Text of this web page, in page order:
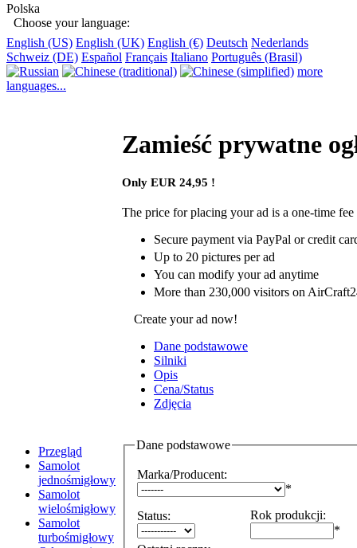
Polska
Choose your language:
English (US) English (UK) English (€) Deutsch Nederlands
Schweiz (DE) Español Français Italiano Português (Brasil)
more
languages...
Przegląd
Samolot
jednośmigłowy
Samolot
wielośmigłowy
Samolot
turbośmigłowy
Zamieść prywatne
Only EUR 24,95 !
The price for placing your ad is a one-time
Secure payment via PayPal or credit
Up to 20 pictures per ad
You can modify your ad anytime
More than 230,000 visitors on
Create your ad now!
Dane podstawowe
Silniki
Opis
Cena/Status
Zdjęcia
Dane podstawowe
Marka/Producent:
*
Status: Rok produkcji:
*